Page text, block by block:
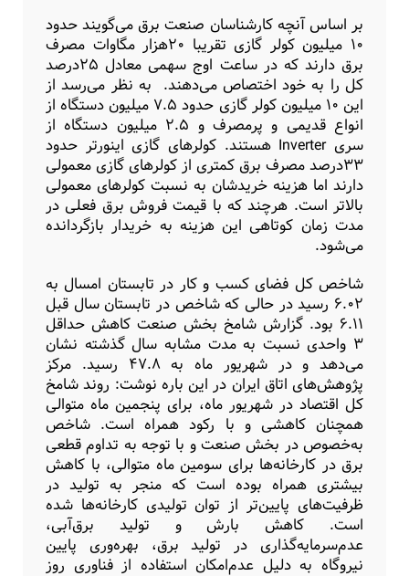
بر اساس آنچه کارشناسان صنعت برق می‌گویند حدود
۱۰ میلیون کولر گازی تقریبا ۲۰‌هزار مگاوات مصرف
برق دارند که در ساعت اوج سهمی معادل ۲۵‌درصد
کل را به خود اختصاص می‌دهند. به نظر می‌رسد از
این ۱۰ میلیون کولر گازی حدود ۷.۵ میلیون دستگاه از
انواع قدیمی و پر‌مصرف و ۲.۵ میلیون دستگاه از
سری Inverter هستند. کولرهای گازی اینورتر حدود
۳۳‌درصد مصرف برق کمتری از کولرهای گازی معمولی
دارند اما هزینه خریدشان به نسبت کولرهای معمولی
بالاتر است. هرچند که با قیمت فروش برق فعلی در
مدت زمان کوتاهی این هزینه به خریدار بازگردانده
می‌شود.
شاخص کل فضای کسب و کار در تابستان امسال به
۶.۰۲ رسید در حالی که شاخص در تابستان سال قبل
۶.۱۱ بود. گزارش شامخ بخش صنعت کاهش حداقل
۳ واحدی نسبت به مدت مشابه سال گذشته نشان
می‌دهد و در شهریور ماه به ۴۷.۸ رسید. مرکز
پژوهش‌های اتاق ایران در این باره نوشت: روند شامخ
کل اقتصاد در شهریور ماه، برای پنجمین ماه متوالی
همچنان کاهشی و با رکود همراه است. شاخص
به‌خصوص در بخش صنعت و با توجه به تداوم قطعی
برق در کارخانه‌ها برای سومین ماه متوالی، با کاهش
بیشتری همراه بوده است که منجر به تولید در
ظرفیت‌های پایین‌تر از توان تولیدی کارخانه‌ها شده
است. کاهش بارش و تولید برق‌آبی،
عدم‌سرمایه‌گذاری در تولید برق، بهره‌وری پایین
نیروگاه به دلیل عدم‌امکان استفاده از فناوری روز